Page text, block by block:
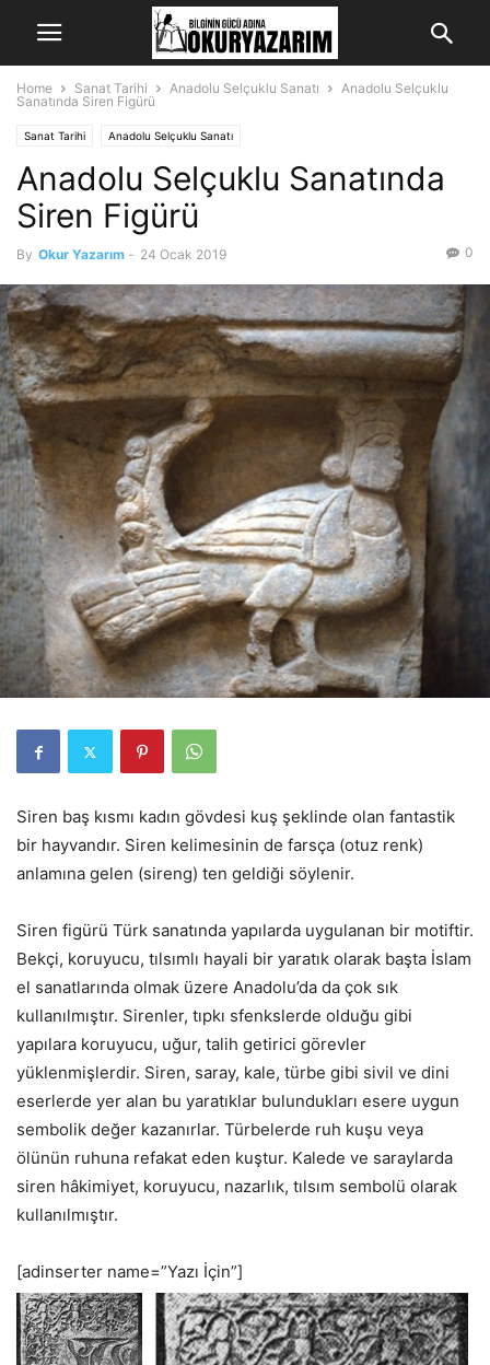
Home Sanat Tarihi Anadolu Selçuklu Sanatı
Anadolu Selçuklu
Sanatında Siren Figürü
Sanat Tarihi Anadolu Selçuklu Sanatı
Anadolu Selçuklu Sanatında
Siren Figürü
By Okur Yazarım - 24 Ocak 2019 0
Siren baş kısmı kadın gövdesi kuş şeklinde olan fantastik
bir hayvandır. Siren kelimesinin de farsça (otuz renk)
anlamına gelen (sireng) ten geldiği söylenir.
Siren figürü Türk sanatında yapılarda uygulanan bir motiftir.
Bekçi, koruyucu, tılsımlı hayali bir yaratık olarak başta İslam
el sanatlarında olmak üzere Anadolu’da da çok sık
kullanılmıştır. Sirenler, tıpkı sfenkslerde olduğu gibi
yapılara koruyucu, uğur, talih getirici görevler
yüklenmişlerdir. Siren, saray, kale, türbe gibi sivil ve dini
eserlerde yer alan bu yaratıklar bulundukları esere uygun
sembolik değer kazanırlar. Türbelerde ruh kuşu veya
ölünün ruhuna refakat eden kuştur. Kalede ve saraylarda
siren hâkimiyet, koruyucu, nazarlık, tılsım sembolü olarak
kullanılmıştır.
[adinserter name=”Yazı İçin”]